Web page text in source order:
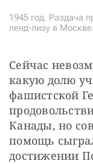
1945 год. Раздача
ленд-лизу в
Сейчас
какую долю
фашистской
Канады, но
помощь
достижении